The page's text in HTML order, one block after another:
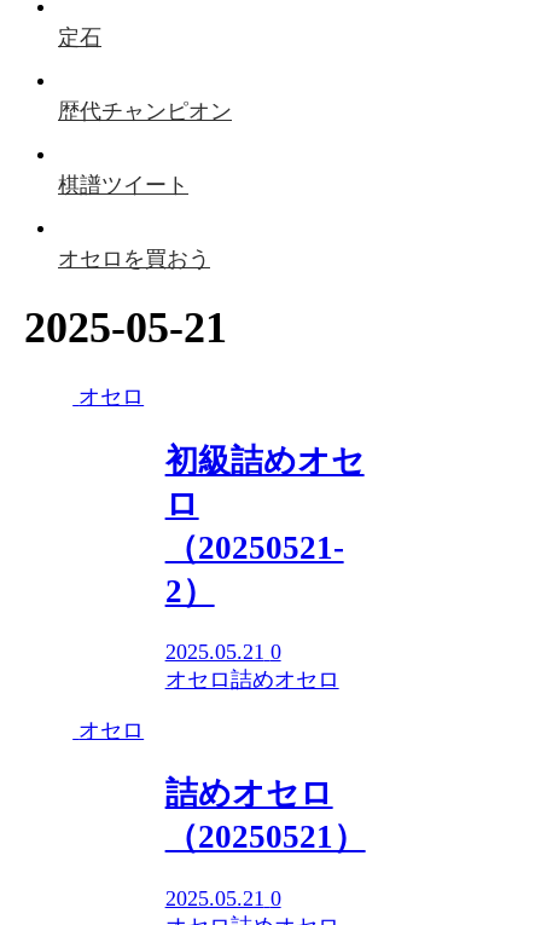
定石
歴代チャンピオン
棋譜ツイート
オセロを買おう
2025-05-21
オセロ
初級詰めオセ
ロ
（20250521-
2）
2025.05.21 0
オセロ詰めオセロ
オセロ
詰めオセロ
（20250521）
2025.05.21 0